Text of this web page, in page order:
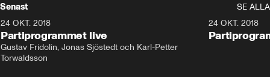
Senast
SE ALLA
24 OKT. 2018
Partiprogrammet live
Gustav Fridolin, Jonas Sjöstedt och Karl-Petter
Torwaldsson
24 OKT. 2018